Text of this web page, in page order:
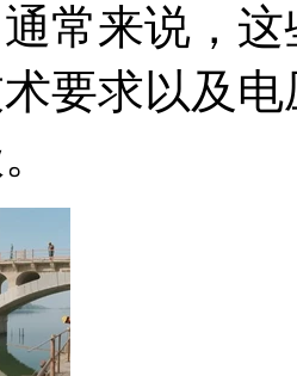
常来说，
要求以及